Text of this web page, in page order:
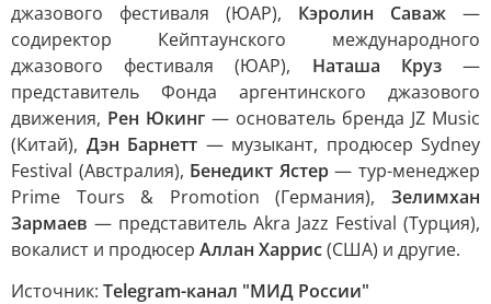
джазового фестиваля (ЮАР), Кэролин Саваж —
содиректор Кейптаунского международного
джазового фестиваля (ЮАР), Наташа Круз—
представитель Фонда аргентинского джазового
движения, Рен Юкинг — основатель бренда JZ Music
(Китай), Дэн Барнетт — музыкант, продюсер Sydney
Festival (Австралия), Бенедикт Ястер— тур-менеджер
Prime Tours & Promotion (Германия), Зелимхан
Зармаев — представитель Akra Jazz Festival (Турция),
вокалист и продюсер Аллан Харрис(США) и другие.
Источник: Telegram-канал "МИД России"